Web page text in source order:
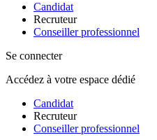
Candidat
Recruteur
Conseiller professionnel
Se connecter
Accédez à votre espace dédié
Candidat
Recruteur
Conseiller professionnel